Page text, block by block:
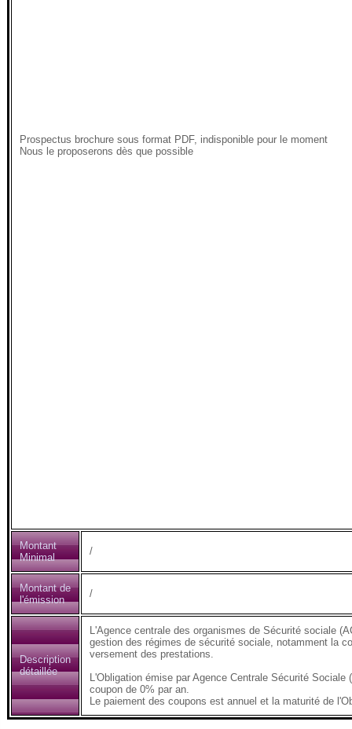
Prospectus brochure sous format PDF, indisponible pour le moment
Nous le proposerons dès que possible
Montant
Minimal
/
Montant de
l'émission
/
Description
détaillée
L'Agence centrale des organismes de Sécurité sociale
gestion des régimes de sécurité sociale, notamment la
versement des prestations.
L'Obligation émise par Agence Centrale Sécurité
coupon de 0% par an.
Le paiement des coupons est annuel et la maturité de